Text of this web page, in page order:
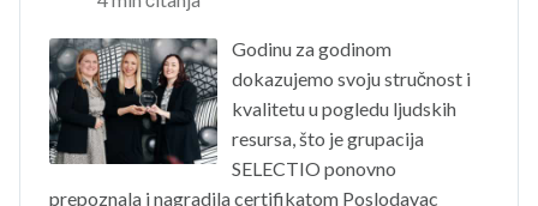
Godinu za godinom
dokazujemo svoju stručnost i
kvalitetu u pogledu ljudskih
resursa, što je grupacija
SELECTIO ponovno
prepoznala i nagradila certifikatom Poslodavac